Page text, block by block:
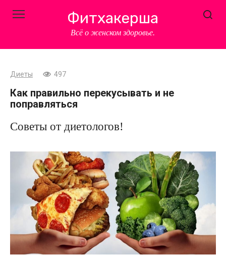
Фитхакерша
Всё о женском здоровье.
Диеты 497
Как правильно перекусывать и не
поправляться
Советы от диетологов!